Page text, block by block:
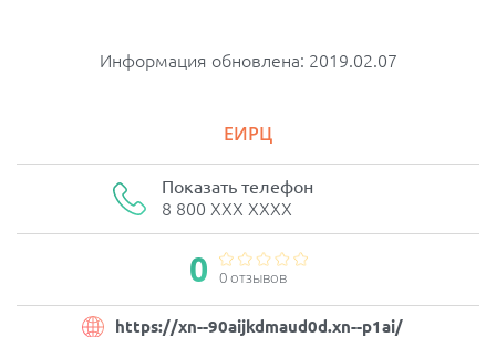
Информация обновлена: 2019.02.07
ЕИРЦ
Показать телефон
8 800 XXX XXXX
0 0 отзывов
https://xn--90aijkdmaud0d.xn--p1ai/